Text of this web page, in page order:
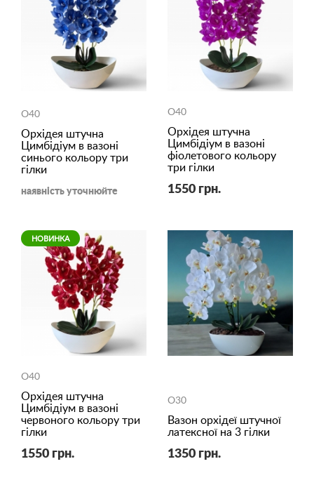
O40
Орхідея штучна
Цимбідіум в вазоні
синього кольору три
гілки
наявність уточнюйте
O40
Орхідея штучна
Цимбідіум в вазоні
фіолетового кольору
три гілки
1550 грн.
НОВИНКА
O40
Орхідея штучна
Цимбідіум в вазоні
червоного кольору три
гілки
1550 грн.
O30
Вазон орхідеї штучної
латексної на 3 гілки
1350 грн.